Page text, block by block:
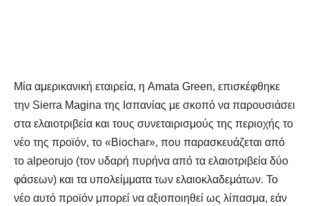
Μία αμερικανική εταιρεία, η Amata Green, επισκέφθηκε
την Sierra Magina της Ισπανίας με σκοπό να παρουσιάσει
στα ελαιοτριβεία και τους συνεταιρισμούς της περιοχής το
νέο της προϊόν, το «Βiochar», που παρασκευάζεται από
το alpeorujo (τον υδαρή πυρήνα από τα ελαιοτριβεία δύο
φάσεων) και τα υπολείμματα των ελαιοκλαδεμάτων. Το
νέο αυτό προϊόν μπορεί να αξιοποιηθεί ως λίπασμα, εάν